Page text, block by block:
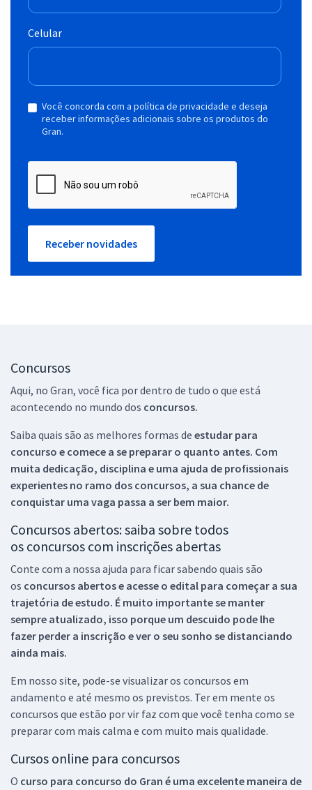
Celular
Você concorda com a política de privacidade e deseja
receber informações adicionais sobre os produtos do
Gran.
Receber novidades
Concursos
Aqui, no Gran, você fica por dentro de tudo o que está
acontecendo no mundo dos concursos.
Saiba quais são as melhores formas de estudar para
concurso e comece a se preparar o quanto antes. Com
muita dedicação, disciplina e uma ajuda de profissionais
experientes no ramo dos concursos, a sua chance de
conquistar uma vaga passa a ser bem maior.
Concursos abertos: saiba sobre todos
os concursos com inscrições abertas
Conte com a nossa ajuda para ficar sabendo quais são
os concursos abertos e acesse o edital para começar a sua
trajetória de estudo. É muito importante se manter
sempre atualizado, isso porque um descuido pode lhe
fazer perder a inscrição e ver o seu sonho se distanciando
ainda mais.
Em nosso site, pode-se visualizar os concursos em
andamento e até mesmo os previstos. Ter em mente os
concursos que estão por vir faz com que você tenha como se
preparar com mais calma e com muito mais qualidade.
Cursos online para concursos
O curso para concurso do Gran é uma excelente maneira de